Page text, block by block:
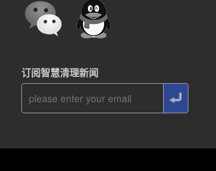
订阅智慧清理新闻